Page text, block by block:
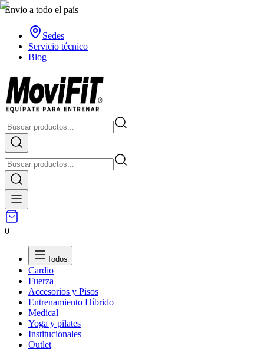
Envio a todo el país
Sedes
Servicio técnico
Blog
0
Todos
Cardio
Fuerza
Accesorios y Pisos
Entrenamiento Híbrido
Medical
Yoga y pilates
Institucionales
Outlet